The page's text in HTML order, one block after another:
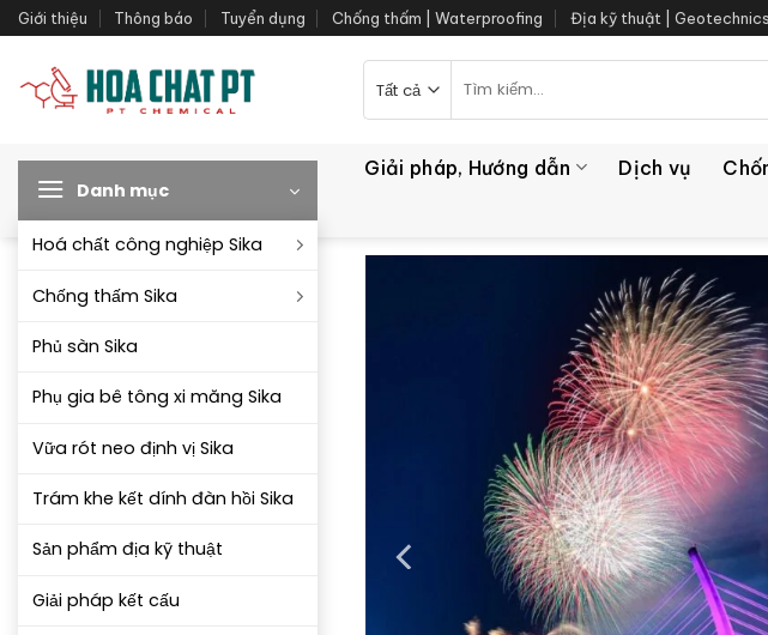
Bỏ
qua
dung
Giới thiệu Thông báo Tuyển dụng Chống thấm | Waterproofing Địa kỹ thuật | Geotechnics
kiếm:
Danh mục
Hoá chất công nghiệp Sika
Chống thấm Sika
Phủ sàn Sika
Phụ gia bê tông xi măng Sika
Vữa rót neo định vị Sika
Trám khe kết dính đàn hồi Sika
Sản phẩm địa kỹ thuật
Giải pháp kết cấu
Giải pháp, Hướng dẫn Dịch vụ